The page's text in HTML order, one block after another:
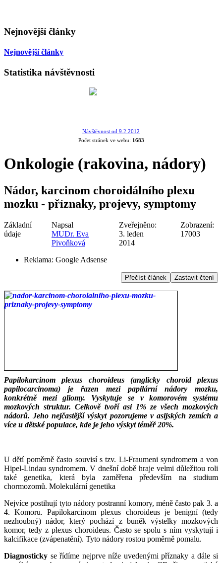
Nejnovější články
Nejnovější články
Statistika návštěvnosti
Návštěvnost od 9.2.2012
Počet stránek ve webu: 1683
Onkologie (rakovina, nádory)
Nádor, karcinom choroidálního plexu
mozku - příznaky, projevy, symptomy
Základní
údaje
Napsal
MUDr. Eva
Pivoňková
Zveřejněno:
3. leden
2014
Zobrazení:
17003
Reklama: Google Adsense
Přečíst článek Zastavit čtení
Papilokarcinom plexus choroideus (anglicky choroid plexus
papilocarcinoma) je řazen mezi papilární nádory mozku,
konkrétně mezi gliomy. Vyskytuje se v komorovém systému
mozkových struktur. Celkově tvoří asi 1% ze všech mozkových
nádorů. Jeho nejčastější výskyt pozorujeme v asijských zemích a
více u dětské populace, kde je jeho výskyt téměř 20%.
U dětí poměrně často souvisí s tzv. Li-Fraumeni syndromem a von
Hipel-Lindau syndromem. V dnešní době hraje velmi důležitou roli
také genetika, která byla zaměřena především na studium
chormozomů. Molekulární genetika
Nejvíce postihují tyto nádory postranní komory, méně často pak 3. a
4. Komoru. Papilokarcinom plexus choroideus je benigní (tedy
nezhoubný) nádor, který pochází z buněk výstelky mozkových
komor, tedy z plexus choroideus. Často se spolu s ním vyskytují i
kalcifikace (zvápenatění). Tyto nádory rostou poměrně pomalu.
Diagnosticky se řídíme nejprve níže uvedenými příznaky a dále si